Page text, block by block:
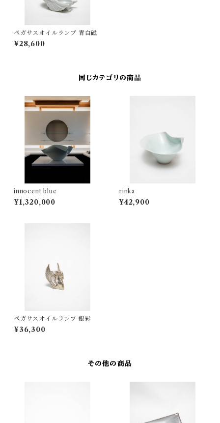
ペガサスオイルランプ 青白磁
¥28,600
同じカテゴリの商品
innocent blue
¥1,320,000
rinka
¥42,900
ペガサスオイルランプ 銀彩
¥36,300
その他の商品